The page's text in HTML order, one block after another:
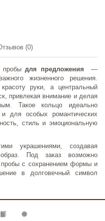
(0)
пробыдля предложения
—
жизненного решения.
руки, а центральный
привлекая внимание и делая
Такое кольцо идеально
для особых романтических
стиль и эмоциональную
украшениями, создавая
Под заказ возможно
пробы с сохранением формы и
в долговечный символ